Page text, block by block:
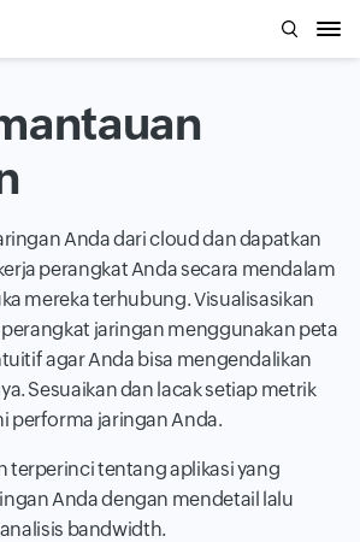
Anda dari cloud dan dapatkan
perangkat Anda secara mendalam
mereka terhubung. Visualisasikan
jaringan menggunakan peta
agar Anda bisa mengendalikan
Sesuaikan dan lacak setiap metrik
performa jaringan Anda.
terperinci tentang aplikasi yang
Anda dengan mendetail lalu
bandwidth.